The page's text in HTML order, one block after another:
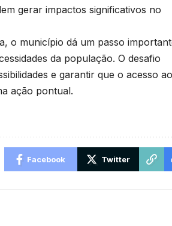
gerar impactos significativos no
o município dá um passo
da população. O desafio
e garantir que o acesso ao
ação pontual.
Facebook Twitter